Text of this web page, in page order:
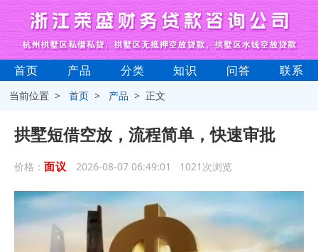
首页 产品 分类 知识 问答 联系
当前位置 >首页 > 产品 > 正文
拱墅短借空放，流程简单，快速审批
价格： 面议 2026-08-07 06:49:01 1021次浏览